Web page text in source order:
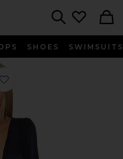
SHOES SWIMSUITS
Favorito VESTIDO VIANNE